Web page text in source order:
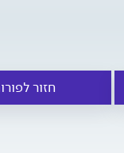
חזור